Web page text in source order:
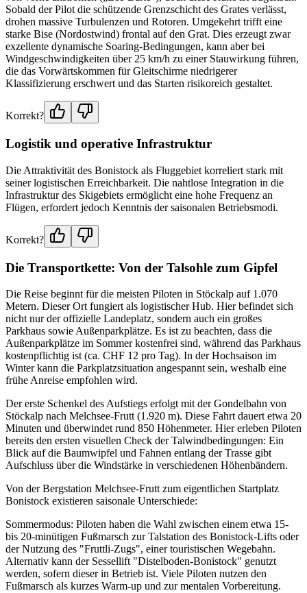
Sobald der Pilot die schützende Grenzschicht des Grates verlässt,
drohen massive Turbulenzen und Rotoren. Umgekehrt trifft eine
starke Bise (Nordostwind) frontal auf den Grat. Dies erzeugt zwar
exzellente dynamische Soaring-Bedingungen, kann aber bei
Windgeschwindigkeiten über 25 km/h zu einer Stauwirkung führen,
die das Vorwärtskommen für Gleitschirme niedrigerer
Klassifizierung erschwert und das Starten risikoreich gestaltet.
Korrekt?
Logistik und operative Infrastruktur
Die Attraktivität des Bonistock als Fluggebiet korreliert stark mit
seiner logistischen Erreichbarkeit. Die nahtlose Integration in die
Infrastruktur des Skigebiets ermöglicht eine hohe Frequenz an
Flügen, erfordert jedoch Kenntnis der saisonalen Betriebsmodi.
Korrekt?
Die Transportkette: Von der Talsohle zum Gipfel
Die Reise beginnt für die meisten Piloten in Stöckalp auf 1.070
Metern. Dieser Ort fungiert als logistischer Hub. Hier befindet sich
nicht nur der offizielle Landeplatz, sondern auch ein großes
Parkhaus sowie Außenparkplätze. Es ist zu beachten, dass die
Außenparkplätze im Sommer kostenfrei sind, während das Parkhaus
kostenpflichtig ist (ca. CHF 12 pro Tag). In der Hochsaison im
Winter kann die Parkplatzsituation angespannt sein, weshalb eine
frühe Anreise empfohlen wird.
Der erste Schenkel des Aufstiegs erfolgt mit der Gondelbahn von
Stöckalp nach Melchsee-Frutt (1.920 m). Diese Fahrt dauert etwa 20
Minuten und überwindet rund 850 Höhenmeter. Hier erleben Piloten
bereits den ersten visuellen Check der Talwindbedingungen: Ein
Blick auf die Baumwipfel und Fahnen entlang der Trasse gibt
Aufschluss über die Windstärke in verschiedenen Höhenbändern.
Von der Bergstation Melchsee-Frutt zum eigentlichen Startplatz
Bonistock existieren saisonale Unterschiede:
Sommermodus: Piloten haben die Wahl zwischen einem etwa 15-
bis 20-minütigen Fußmarsch zur Talstation des Bonistock-Lifts oder
der Nutzung des "Fruttli-Zugs", einer touristischen Wegebahn.
Alternativ kann der Sessellift "Distelboden-Bonistock" genutzt
werden, sofern dieser in Betrieb ist. Viele Piloten nutzen den
Fußmarsch als kurzes Warm-up und zur mentalen Vorbereitung.